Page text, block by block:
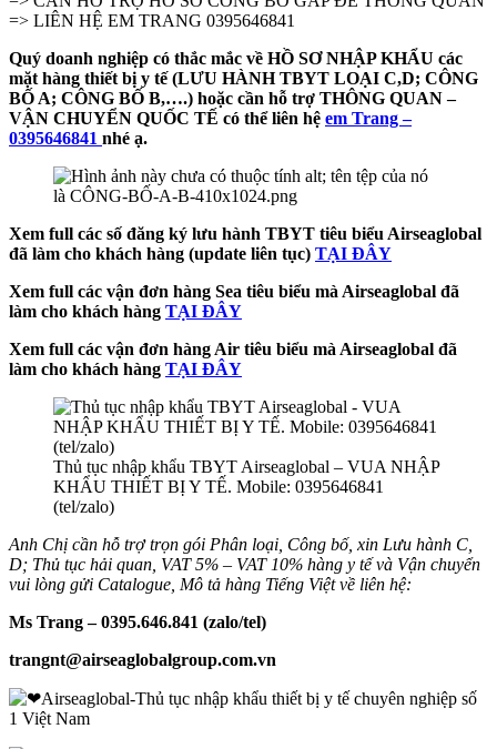
=> LIÊN HỆ EM TRANG 0395646841
Quý doanh nghiệp có thắc mắc về HỒ SƠ NHẬP KHẨU các
mặt hàng thiết bị y tế (LƯU HÀNH TBYT LOẠI C,D; CÔNG
BỐ A; CÔNG BỐ B,….) hoặc cần hỗ trợ THÔNG QUAN –
VẬN CHUYỂN QUỐC TẾ có thể liên hệ em Trang –
0395646841 nhé ạ.
Xem full các số đăng ký lưu hành TBYT tiêu biểu Airseaglobal
đã làm cho khách hàng (update liên tục) TẠI ĐÂY
Xem full các vận đơn hàng Sea tiêu biểu mà Airseaglobal đã
làm cho khách hàng TẠI ĐÂY
Xem full các vận đơn hàng Air tiêu biểu mà Airseaglobal đã
làm cho khách hàng TẠI ĐÂY
Thủ tục nhập khẩu TBYT Airseaglobal – VUA NHẬP
KHẨU THIẾT BỊ Y TẾ. Mobile: 0395646841
(tel/zalo)
Anh Chị cần hỗ trợ trọn gói Phân loại, Công bố, xin Lưu hành C,
D; Thủ tục hải quan, VAT 5% – VAT 10% hàng y tế và Vận chuyển
vui lòng gửi Catalogue, Mô tả hàng Tiếng Việt về liên hệ:
Ms Trang – 0395.646.841 (zalo/tel)
trangnt@airseaglobalgroup.com.vn
Airseaglobal-Thủ tục nhập khẩu thiết bị y tế chuyên nghiệp số
1 Việt Nam